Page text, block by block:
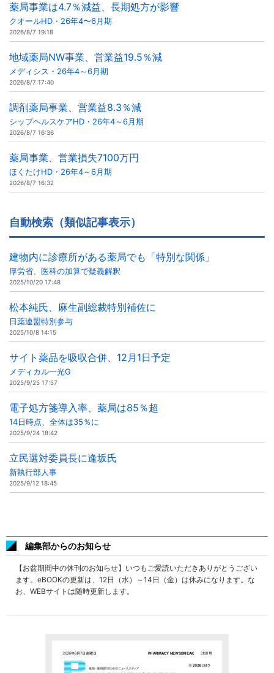
薬局事業は4.7％減益、長期処方が影響
クオールHD・26年4〜6月期
2026/8/7 19:18
地域薬局NW事業、営業益19.5％減
メディシス・26年4～6月期
2026/8/7 17:40
調剤薬局事業、営業益8.3％減
シップヘルスケアHD・26年4～6月期
2026/8/7 16:36
薬局事業、営業損失7100万円
ほくたけHD・26年4～6月期
2026/8/7 16:32
自動検索（類似記事表示）
建物内に診療所がある薬局でも「特別な関係」
厚労省、医科の加算で疑義解釈
2025/10/20 17:48
松本純氏、麻生副総裁特別補佐に
日薬連盟特別参与
2025/10/8 14:15
サイト薬品を吸収合併、12月1日予定
メディカル一光G
2025/9/25 17:57
電子処方箋導入率、薬局は85％超
14日時点、全体は35％に
2025/9/24 18:42
立民選対委員長に逢坂氏
新執行部人事
2025/9/12 18:45
編集部からのお知らせ
【お盆期間中の休刊のお知らせ】いつもご愛読いただきありがとうござい
ます。eBOOKの更新は、12日（水）～14日（金）は休みになります。な
お、WEBサイトは随時更新します。